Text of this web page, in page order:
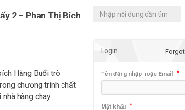
2 – Phan Thị Bích
Hằng Buổi trò
chương trình chất
hàng chay
Login
Tên đăng nhập hoặc Email *
Mật khẩu *